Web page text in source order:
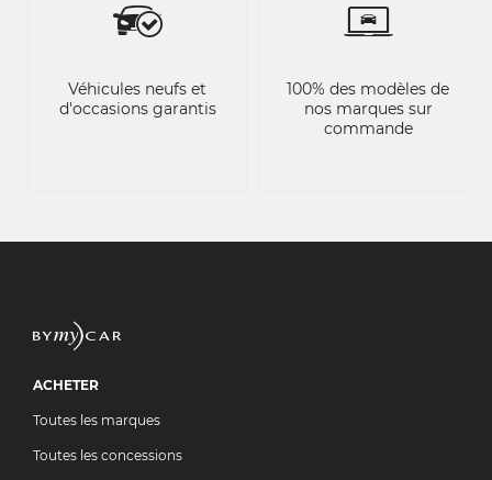
Véhicules neufs et
d'occasions garantis
100% des modèles de
nos marques sur
commande
ACHETER
Toutes les marques
Toutes les concessions